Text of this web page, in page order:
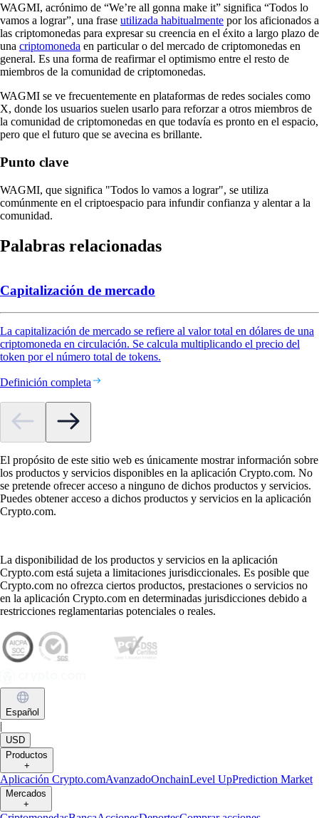
WAGMI, acrónimo de “We’re all gonna make it” significa “Todos lo
vamos a lograr”, una frase utilizada habitualmente por los aficionados a
las criptomonedas para expresar su creencia en el éxito a largo plazo de
una criptomoneda en particular o del mercado de criptomonedas en
general. Es una forma de reafirmar el optimismo entre el resto de
miembros de la comunidad de criptomonedas.
WAGMI se ve frecuentemente en plataformas de redes sociales como
X, donde los usuarios suelen usarlo para reforzar a otros miembros de
la comunidad de criptomonedas en que todavía es pronto en el espacio,
pero que el futuro que se avecina es brillante.
Punto clave
WAGMI, que significa "Todos lo vamos a lograr", se utiliza
comúnmente en el criptoespacio para infundir confianza y alentar a la
comunidad.
Palabras relacionadas
Capitalización de mercado
La capitalización de mercado se refiere al valor total en dólares de una
criptomoneda en circulación. Se calcula multiplicando el precio del
token por el número total de tokens.
Definición completa
El propósito de este sitio web es únicamente mostrar información sobre
los productos y servicios disponibles en la aplicación Crypto.com. No
se pretende ofrecer acceso a ninguno de dichos productos y servicios.
Puedes obtener acceso a dichos productos y servicios en la aplicación
Crypto.com.
La disponibilidad de los productos y servicios en la aplicación
Crypto.com está sujeta a limitaciones jurisdiccionales. Es posible que
Crypto.com no ofrezca ciertos productos, prestaciones o servicios no
en la aplicación Crypto.com en determinadas jurisdicciones debido a
restricciones reglamentarias potenciales o reales.
Español
|
USD
Productos
+
Aplicación Crypto.comAvanzadoOnchainLevel UpPrediction Market
Mercados
+